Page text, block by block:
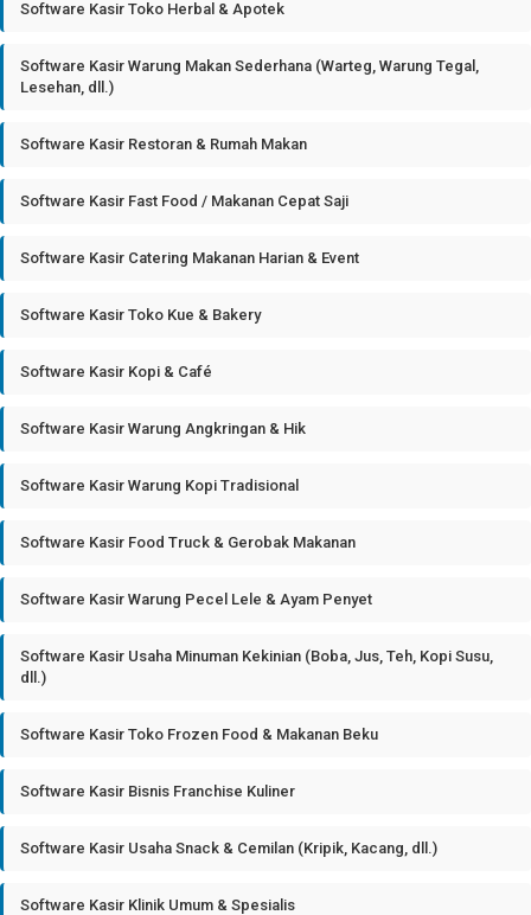
Software Kasir Toko Herbal & Apotek
Software Kasir Warung Makan Sederhana (Warteg, Warung Tegal,
Lesehan, dll.)
Software Kasir Restoran & Rumah Makan
Software Kasir Fast Food / Makanan Cepat Saji
Software Kasir Catering Makanan Harian & Event
Software Kasir Toko Kue & Bakery
Software Kasir Kopi & Café
Software Kasir Warung Angkringan & Hik
Software Kasir Warung Kopi Tradisional
Software Kasir Food Truck & Gerobak Makanan
Software Kasir Warung Pecel Lele & Ayam Penyet
Software Kasir Usaha Minuman Kekinian (Boba, Jus, Teh, Kopi Susu,
dll.)
Software Kasir Toko Frozen Food & Makanan Beku
Software Kasir Bisnis Franchise Kuliner
Software Kasir Usaha Snack & Cemilan (Kripik, Kacang, dll.)
Software Kasir Klinik Umum & Spesialis